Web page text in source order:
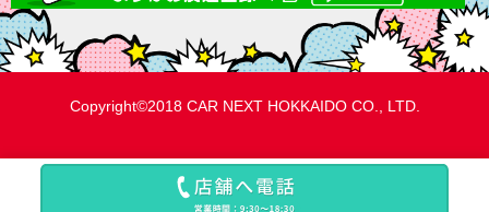
Copyright©2018 CAR NEXT HOKKAIDO CO., LTD.